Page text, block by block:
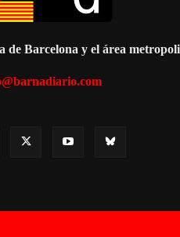
Barcelona y el área